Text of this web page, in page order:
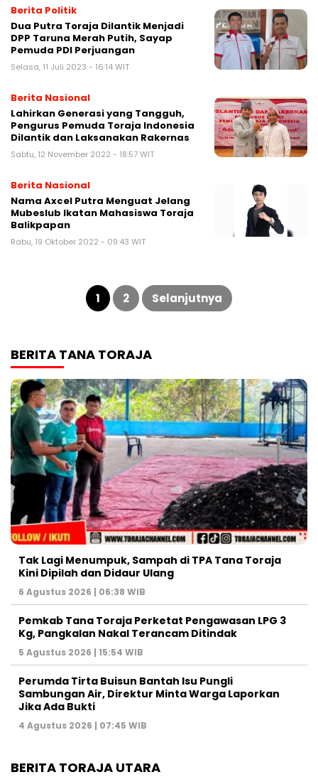
Berita Politik
Dua Putra Toraja Dilantik Menjadi
DPP Taruna Merah Putih, Sayap
Pemuda PDI Perjuangan
Selasa, 11 Juli 2023 - 16:14 WIT
Berita Nasional
Lahirkan Generasi yang Tangguh,
Pengurus Pemuda Toraja Indonesia
Dilantik dan Laksanakan Rakernas
Sabtu, 12 November 2022 - 18:57 WIT
Berita Nasional
Nama Axcel Putra Menguat Jelang
Mubeslub Ikatan Mahasiswa Toraja
Balikpapan
Rabu, 19 Oktober 2022 - 09:43 WIT
Paginasi
1 2 Selanjutnya
BERITA TANA TORAJA
Tak Lagi Menumpuk, Sampah di TPA Tana Toraja
Kini Dipilah dan Didaur Ulang
6 Agustus 2026 | 06:38 WIB
Pemkab Tana Toraja Perketat Pengawasan LPG 3
Kg, Pangkalan Nakal Terancam Ditindak
5 Agustus 2026 | 15:54 WIB
Perumda Tirta Buisun Bantah Isu Pungli
Sambungan Air, Direktur Minta Warga Laporkan
Jika Ada Bukti
4 Agustus 2026 | 07:45 WIB
BERITA TORAJA UTARA